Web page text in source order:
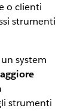
o clienti
strumenti
system
strumenti